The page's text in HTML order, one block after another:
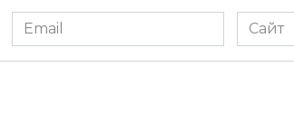
Email
*
Сайт